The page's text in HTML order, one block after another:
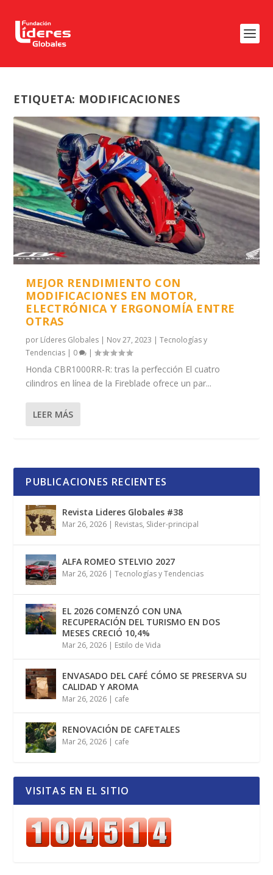
ETIQUETA: MODIFICACIONES
MEJOR RENDIMIENTO CON
MODIFICACIONES EN MOTOR,
ELECTRÓNICA Y ERGONOMÍA ENTRE
OTRAS
por Líderes Globales | Nov 27, 2023 |Tecnologías y
Tendencias | 0 |
Honda CBR1000RR-R: tras la perfección El cuatro
cilindros en línea de la Fireblade ofrece un par...
LEER MÁS
PUBLICACIONES RECIENTES
Revista Lideres Globales #38
Mar 26, 2026 | Revistas, Slider-principal
ALFA ROMEO STELVIO 2027
Mar 26, 2026 |Tecnologías y Tendencias
EL 2026 COMENZÓ CON UNA
RECUPERACIÓN DEL TURISMO EN DOS
MESES CRECIÓ 10,4%
Mar 26, 2026 | Estilo de Vida
ENVASADO DEL CAFÉ CÓMO SE PRESERVA SU
CALIDAD Y AROMA
Mar 26, 2026 | cafe
RENOVACIÓN DE CAFETALES
Mar 26, 2026 | cafe
VISITAS EN EL SITIO